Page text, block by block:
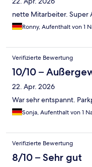
nette Mitarbeiter. Super
Ronny, Aufenthalt von 1
Verifizierte Bewertung
10/10 –
22. Apr. 2026
War sehr entspannt.
Sonja, Aufenthalt von 1
Verifizierte Bewertung
8/10 – Sehr gut